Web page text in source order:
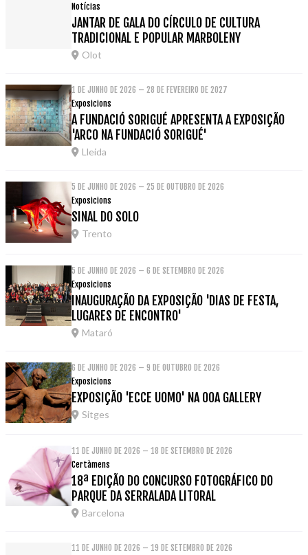
Notícias
JANTAR DE GALA DO CÍRCULO DE CULTURA
TRADICIONAL E POPULAR MARBOLENY
Olot
1 DE JUNHO DE 2026 – 28 DE FEVEREIRO DE 2027
Exposicions
A FUNDACIÓ SORIGUÉ APRESENTA A EXPOSIÇÃO
'ARCO NA FUNDACIÓ SORIGUÉ'
Lleida
5 DE JUNHO DE 2026 – 25 DE OUTUBRO DE 2026
Exposicions
SINAL DO SOLO
Trento
5 DE JUNHO DE 2026 – 6 DE SETEMBRO DE 2026
Exposicions
INAUGURAÇÃO DA EXPOSIÇÃO 'DIAS DE FESTA,
LUGARES DE ENCONTRO'
Mataró
6 DE JUNHO DE 2026 – 9 DE OUTUBRO DE 2026
Exposicions
EXPOSIÇÃO 'ECCE UOMO' NA OOA GALLERY
Sitges
11 DE JUNHO DE 2026 – 18 DE SETEMBRO DE 2026
Certàmens
18ª EDIÇÃO DO CONCURSO FOTOGRÁFICO DO
PARQUE DA SERRALADA LITORAL
Barcelona
11 DE JUNHO DE 2026 – 19 DE SETEMBRO DE 2026